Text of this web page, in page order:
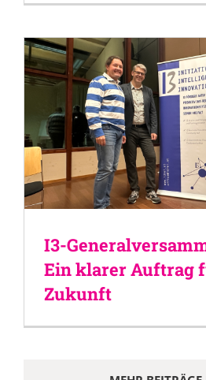
I3-
Ein klarer Auftrag
Zukunft